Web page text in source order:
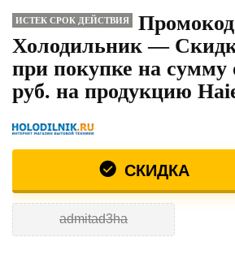
ИСТЕК СРОК ДЕЙСТВИЯ
Промокод
Холодильник —
при покупке на сумму
руб. на продукцию
СКИДКА
admitad3ha